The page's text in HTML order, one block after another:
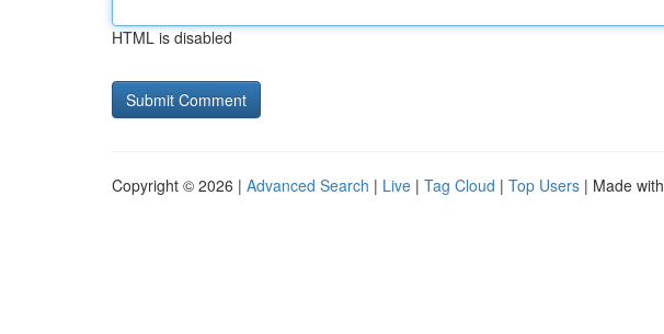
HTML is disabled
Copyright © 2026 | Advanced Search | Live | Tag Cloud | Top Users | Made with